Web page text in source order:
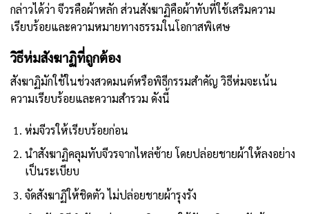
กล่าวได้ว่า จีวรคือผ้าหลัก ส่วนสังฆาฏิคือผ้าทับที่ใช้เสริมความ
เรียบร้อยและความหมายทางธรรมในโอกาสพิเศษ
วิธีห่มสังฆาฏิที่ถูกต้อง
สังฆาฏิมักใช้ในช่วงสวดมนต์หรือพิธีกรรมสำคัญ วิธีห่มจะเน้น
ความเรียบร้อยและความสำรวม ดังนี้
ห่มจีวรให้เรียบร้อยก่อน
นำสังฆาฏิคลุมทับจีวรจากไหล่ซ้าย โดยปล่อยชายผ้าให้ลงอย่าง
เป็นระเบียบ
จัดสังฆาฏิให้ชิดตัว ไม่ปล่อยชายผ้ารุงรัง